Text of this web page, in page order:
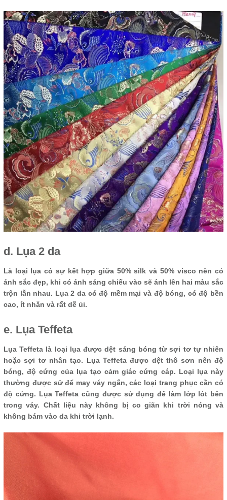
d. Lụa 2 da
Là loại lụa có sự kết hợp giữa 50% silk và 50% visco nên có
ánh sắc đẹp, khi có ánh sáng chiếu vào sẽ ánh lên hai màu sắc
trộn lẫn nhau. Lụa 2 da có độ mềm mại và độ bóng, có độ bền
cao, ít nhăn và rất dễ ủi.
e. Lụa Teffeta
Lụa Teffeta là loại lụa được dệt sáng bóng từ sợi tơ tự nhiên
hoặc sợi tơ nhân tạo. Lụa Teffeta được dệt thô sơn nên độ
bóng, độ cứng của lụa tạo cảm giác cứng cáp. Loại lụa này
thường được sử để may váy ngắn, các loại trang phục cần có
độ cứng. Lụa Teffeta cũng được sử dụng để làm lớp lót bên
trong váy. Chất liệu này không bị co giãn khi trời nóng và
không bám vào da khi trời lạnh.